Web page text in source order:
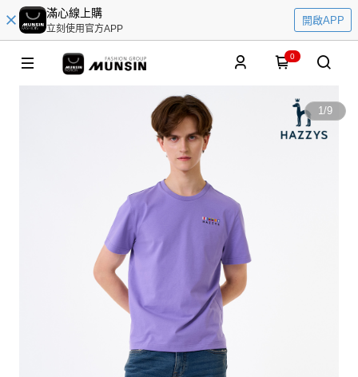
滿心線上購
立刻使用官方APP
開啟APP
0
1/9